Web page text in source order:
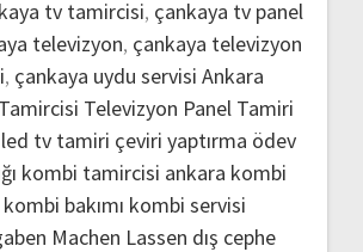
tv tamircisi, çankaya tv panel
televizyon, çankaya televizyon
, çankaya uydu servisi Ankara
Televizyon Panel Tamiri
led tv tamiri çeviri yaptırma ödev
kombi tamircisi ankara kombi
kombi bakımı kombi servisi
Machen Lassen dış cephe